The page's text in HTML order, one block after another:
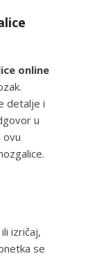
online
detalje i
u
ovu
izričaj,
se